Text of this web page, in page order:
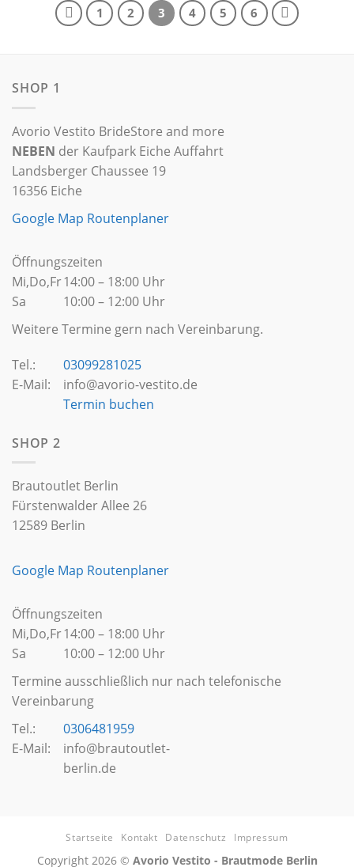
1 2 3 4 5 6
SHOP 1
Avorio Vestito BrideStore and more
NEBEN der Kaufpark Eiche Auffahrt
Landsberger Chaussee 19
16356 Eiche
Google Map Routenplaner
Öffnungszeiten
Mi,Do,Fr
Sa
14:00 – 18:00 Uhr
10:00 – 12:00 Uhr
Weitere Termine gern nach Vereinbarung.
Tel.:
E-Mail:
03099281025
info@avorio-vestito.de
Termin buchen
SHOP 2
Brautoutlet Berlin
Fürstenwalder Allee 26
12589 Berlin
Google Map Routenplaner
Öffnungszeiten
Mi,Do,Fr
Sa
14:00 – 18:00 Uhr
10:00 – 12:00 Uhr
Termine ausschließlich nur nach telefonische
Vereinbarung
Tel.:
E-Mail:
0306481959
info@brautoutlet-
berlin.de
Startseite Kontakt Datenschutz Impressum
Copyright 2026 © Avorio Vestito - Brautmode Berlin